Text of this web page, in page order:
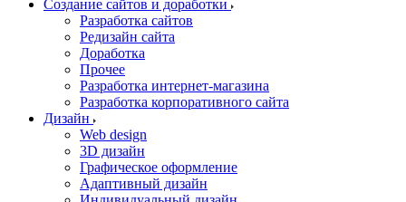
Создание сайтов и доработки
Разработка сайтов
Редизайн сайта
Доработка
Прочее
Разработка интернет-магазина
Разработка корпоративного сайта
Дизайн
Web design
3D дизайн
Графическое оформление
Адаптивный дизайн